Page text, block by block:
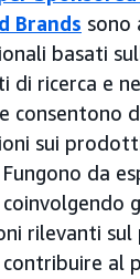
Brands sono
basati
di ricerca e
consentono
sui
Fungono da
rilevanti
al